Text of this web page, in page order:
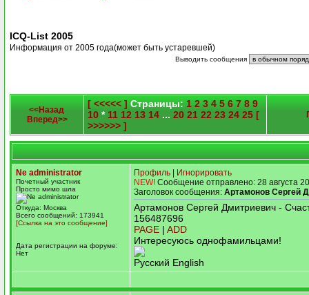
ICQ-List 2005
Информация от 2005 года(может быть устаревшей)
Выводить сообщения
<<Назад
Вперед>>
[ <<<<< ] Страницы: 1 2 3 4 5 6 7 8 9
10 * 11 12 13 14 ... 20 21 22 23 24 25 [
>>>>>> ]
Ne administrator
Почетный участник
Просто мимо шла
Откуда: Москва
Всего сообщений: 173941
[Ссылка на это сообщение]
Дата регистрации на форуме:
Нет
Профиль
Игнорировать
NEW! Сообщение отправлено: 28 августа
Заголовок сообщения: Артамонов Сергей
Артамонов Сергей Дмитриевич -
156487696
PAGE | ADD
Интересуюсь однофамильцами!
Русский English